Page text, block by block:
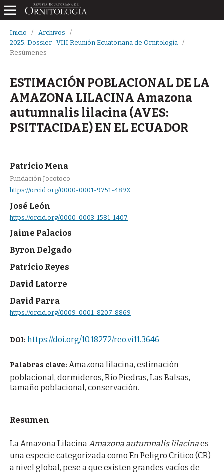
Inicio / Archivos
/
2025: Dossier- VIII Reunión Ecuatoriana de Ornitología
/
Resúmenes
ESTIMACIÓN POBLACIONAL DE LA
AMAZONA LILACINA Amazona
autumnalis lilacina (AVES:
PSITTACIDAE) EN EL ECUADOR
Patricio Mena
Fundación Jocotoco
https://orcid.org/0000-0001-9751-489X
José León
https://orcid.org/0000-0003-1581-1407
Jaime Palacios
Byron Delgado
Patricio Reyes
David Latorre
David Parra
https://orcid.org/0009-0001-8207-8869
DOI: https://doi.org/10.18272/reo.vi11.3646
Palabras clave: Amazona lilacina, estimación
poblacional, dormideros, Río Piedras, Las Balsas,
tamaño poblacional, conservación.
Resumen
La Amazona Lilacina Amazona autumnalis lilacinaes
una especie categorizada como En Peligro Crítico (CR)
a nivel global, pese a que existen grandes vacíos de